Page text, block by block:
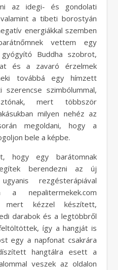
az idegi- és gondolati
a tibeti borostyán
energiákkal szemben
vettem egy
Buddha szobrot,
és a zavaró érzelmek
továbbá egy hímzett
szimbólummal,
mert többször
milyen nehéz az
megoldani, hogy a
bele a képbe.
hogy egy barátomnak
berendezni az új
rezgésterápiával
a nepalitermekek.com
mert kézzel készített,
darabok és a legtöbbről
így a hangját is
egy a napfonat csakrára
hangtálra esett a
veszek az oldalon